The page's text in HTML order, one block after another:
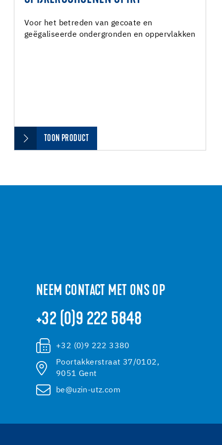
Voor het betreden van gecoate en
geëgaliseerde ondergronden en oppervlakken
TOON PRODUCT
NEEM CONTACT MET ONS OP
+32 (0)9 222 5848
+32 (0)9 222 3380
Poortakkerstraat 37/0102,
9051 Gent
be@uzin-utz.com